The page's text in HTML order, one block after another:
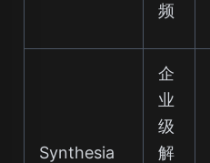
频
Synthesia
企
业
级
解